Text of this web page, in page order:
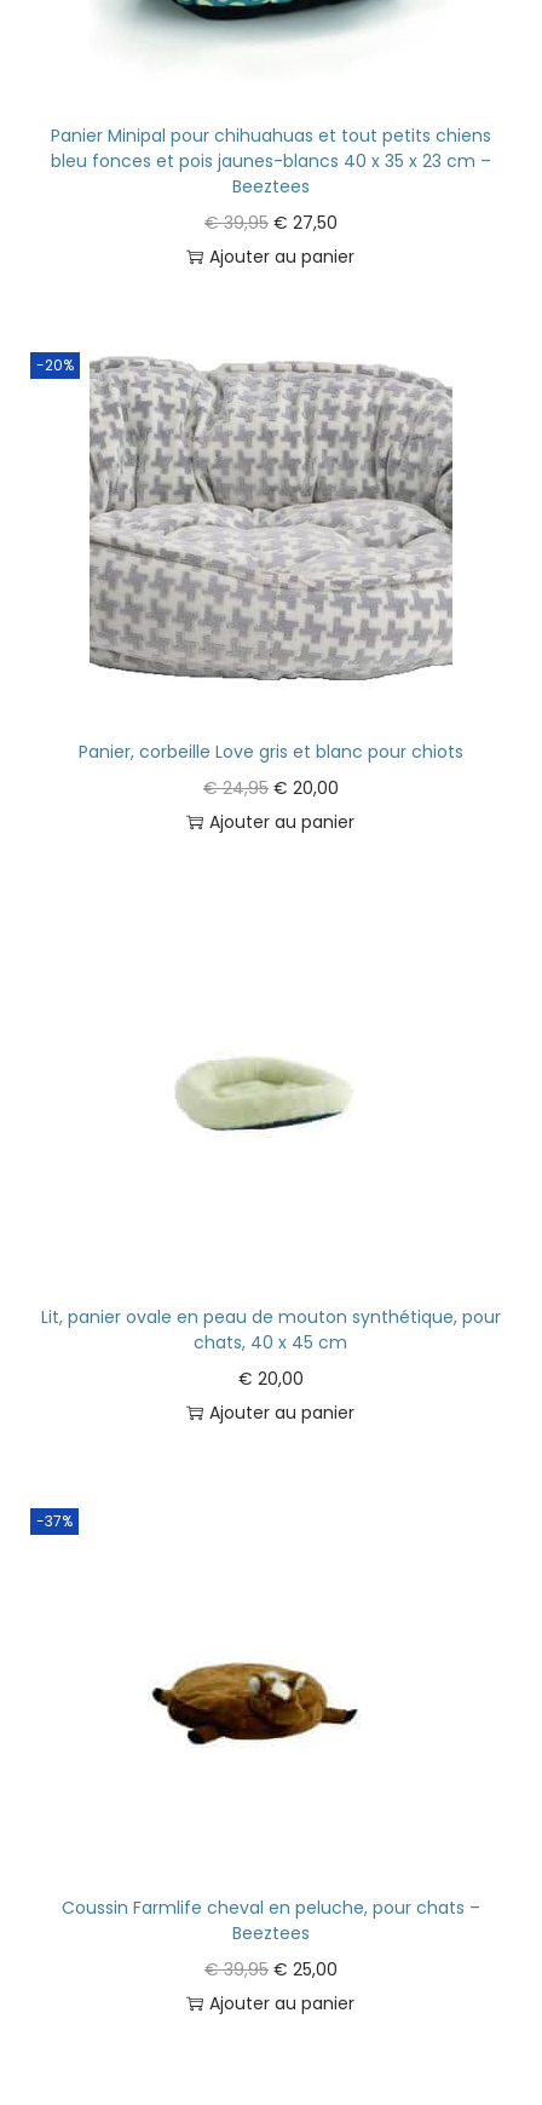
Panier Minipal pour chihuahuas et tout petits chiens
bleu fonces et pois jaunes-blancs 40 x 35 x 23 cm –
Beeztees
€39,95 € 27,50
Ajouter au panier
-20%
Panier, corbeille Love gris et blanc pour chiots
€24,95 € 20,00
Ajouter au panier
Lit, panier ovale en peau de mouton synthétique, pour
chats, 40 x 45 cm
€ 20,00
Ajouter au panier
-37%
Coussin Farmlife cheval en peluche, pour chats –
Beeztees
€39,95 € 25,00
Ajouter au panier